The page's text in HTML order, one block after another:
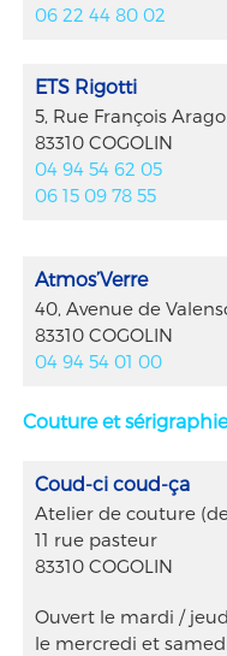
06 22 44 80 02
ETS Rigotti
5, Rue François Arago
83310 COGOLIN
04 94 54 62 05
06 15 09 78 55
Atmos’Verre
40, Avenue de
83310 COGOLIN
04 94 54 01 00
Couture et sérigraphie
Coud-ci coud-ça
Atelier de couture
11 rue pasteur
83310 COGOLIN
Ouvert le mardi /
le mercredi et